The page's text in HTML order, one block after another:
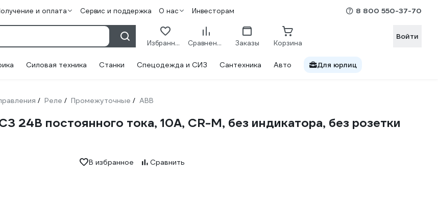
и оплата Сервис и поддержка О нас Инвесторам 8 800 550-37-70
Избранное Сравнение Заказы Корзина
Войти
Силовая техника Станки Спецодежда и СИЗ Сантехника Авто Для юрлиц
/ Реле / Промежуточные / ABB
24В постоянного тока, 10А, CR-M, без индикатора, без розетки
В избранное Сравнить